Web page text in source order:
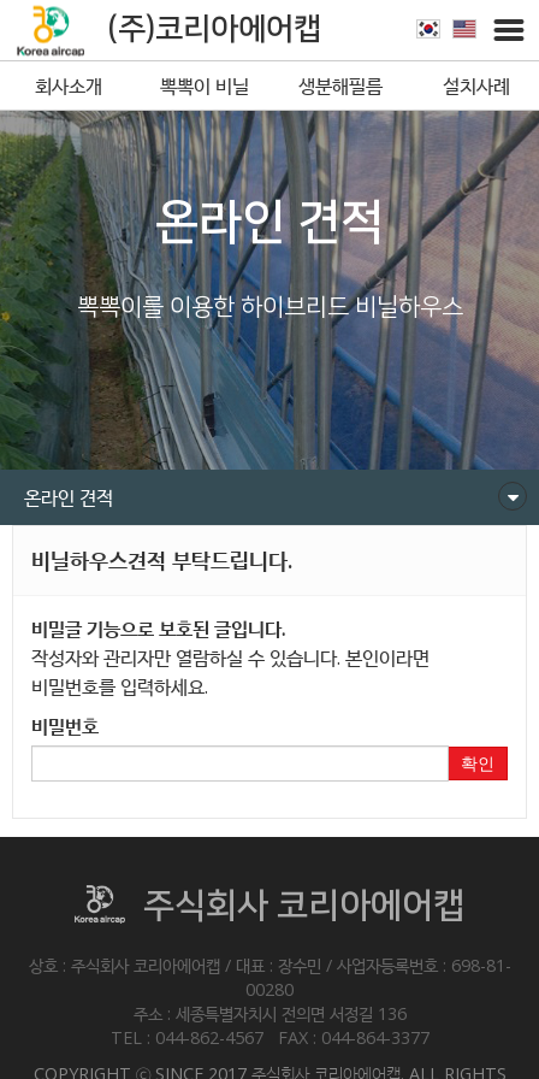
(주)코리아에어캡
회사소개 뽁뽁이 비닐
생분해필름
뽁뽁이
설치사례
온라인 견적
뽁뽁이를 이용한 하이브리드 비닐하우스
온라인 견적
비닐하우스견적 부탁드립니다.
비밀글 기능으로 보호된 글입니다.
작성자와 관리자만 열람하실 수 있습니다. 본인이라면
비밀번호를 입력하세요.
비밀번호
확인
주식회사 코리아에어캡
상호 : 주식회사 코리아에어캡 / 대표 : 장수민 / 사업자등록번호 : 698-81-
00280
주소 : 세종특별자치시 전의면 서정길 136
TEL : 044-862-4567 FAX : 044-864-3377
COPYRIGHT ⓒ SINCE 2017 주식회사 코리아에어캡. ALL RIGHTS